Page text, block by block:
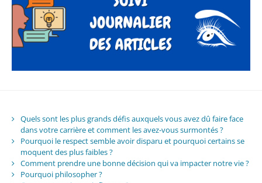
Quels sont les plus grands défis auxquels vous avez dû faire face
dans votre carrière et comment les avez-vous surmontés ?
Pourquoi le respect semble avoir disparu et pourquoi certains se
moquent des plus faibles ?
Comment prendre une bonne décision qui va impacter notre vie ?
Pourquoi philosopher ?